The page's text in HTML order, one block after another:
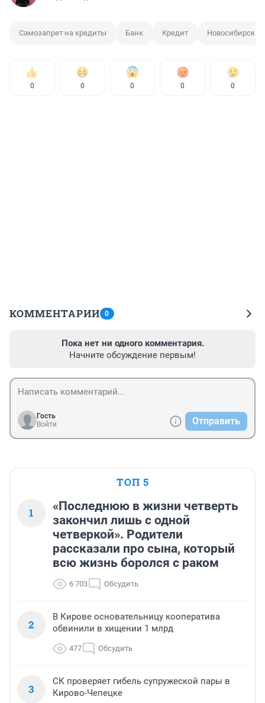
Самозапрет на кредиты Банк Кредит Новосибирск
0 0 0 0 0
КОММЕНТАРИИ 0
Пока нет ни одного комментария.
Начните обсуждение первым!
Гость
Войти
Отправить
ТОП 5
1
«Последнюю в жизни четверть
закончил лишь с одной
четверкой». Родители
рассказали про сына, который
всю жизнь боролся с раком
6 703 Обсудить
2
В Кирове основательницу кооператива
обвинили в хищении 1 млрд
477 Обсудить
3
СК проверяет гибель супружеской пары в
Кирово-Чепецке